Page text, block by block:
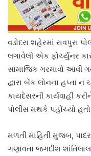
વડોદરા શહેરમાં રાવપુરા
લગાવેલી એક ફોર્ચ્યુનર
સામાજિક ગરમાવો આવી
દ્વારા બેંક લોનના
કાયદેસરની કાર્યવાહી
પોલીસ મથકે પહોંચ્યો
મળતી માહિતી મુજબ,
ગણાવતા જગદીશ